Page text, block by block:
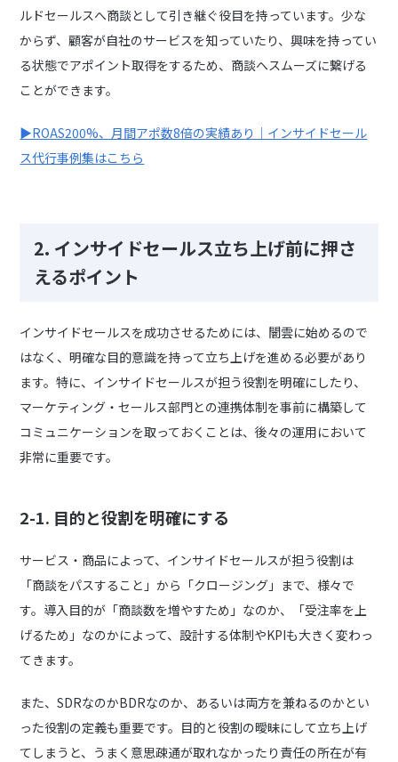
ルドセールスへ商談として引き継ぐ役目を持っています。少な
からず、顧客が自社のサービスを知っていたり、興味を持ってい
る状態でアポイント取得をするため、商談へスムーズに繋げる
ことができます。
▶︎ROAS200%、月間アポ数8倍の実績あり｜インサイドセール
ス代行事例集はこちら
2. インサイドセールス立ち上げ前に押さ
えるポイント
インサイドセールスを成功させるためには、闇雲に始めるので
はなく、明確な目的意識を持って立ち上げを進める必要があり
ます。特に、インサイドセールスが担う役割を明確にしたり、
マーケティング・セールス部門との連携体制を事前に構築して
コミュニケーションを取っておくことは、後々の運用において
非常に重要です。
2-1. 目的と役割を明確にする
サービス・商品によって、インサイドセールスが担う役割は
「商談をパスすること」から「クロージング」まで、様々で
す。導入目的が「商談数を増やすため」なのか、「受注率を上
げるため」なのかによって、設計する体制やKPIも大きく変わっ
てきます。
また、SDRなのかBDRなのか、あるいは両方を兼ねるのかとい
った役割の定義も重要です。目的と役割の曖昧にして立ち上げ
てしまうと、うまく意思疎通が取れなかったり責任の所在が有